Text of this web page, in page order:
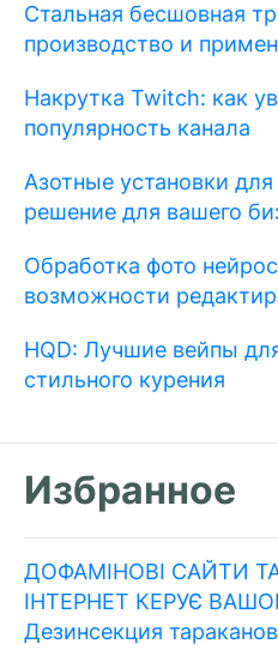
Стальная бесшовная
производство и
Накрутка Twitch: как
популярность канала
Азотные установки
решение для вашего
Обработка фото
возможности
HQD: Лучшие вейпы
стильного курения
Избранное
ДОФАМІНОВІ САЙТИ
ІНТЕРНЕТ КЕРУЄ
Дезинсекция